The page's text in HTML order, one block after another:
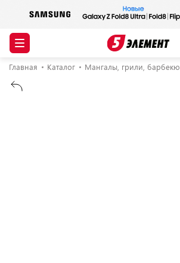
Главная Каталог Мангалы, грили, барбекю